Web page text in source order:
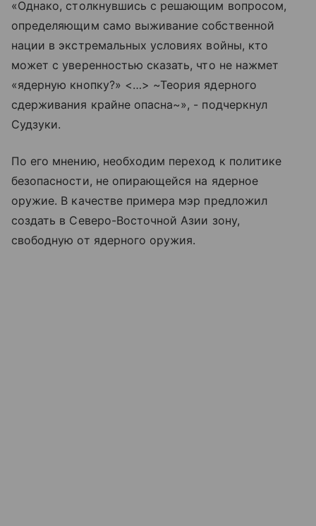
«Однако, столкнувшись с решающим вопросом,
определяющим само выживание собственной
нации в экстремальных условиях войны, кто
может с уверенностью сказать, что не нажмет
«ядерную кнопку?» <…> ~Теория ядерного
сдерживания крайне опасна~», - подчеркнул
Судзуки.
По его мнению, необходим переход к политике
безопасности, не опирающейся на ядерное
оружие. В качестве примера мэр предложил
создать в Северо-Восточной Азии зону,
свободную от ядерного оружия.